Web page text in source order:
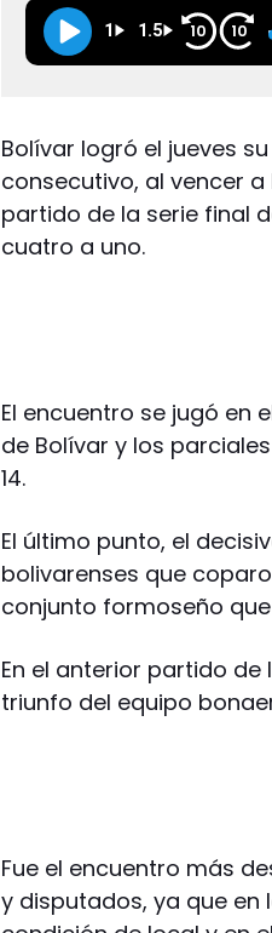
1 1.5 10 10
Bolívar logró el jueves
consecutivo, al vencer a
partido de la serie final
cuatro a uno.
El encuentro se jugó en
de Bolívar y los
14.
El último punto, el
bolivarenses que
conjunto formoseño
En el anterior partido
triunfo del equipo
Fue el encuentro más
y disputados, ya que en